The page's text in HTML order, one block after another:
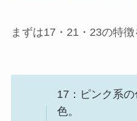
まずは17・21・23の特
17：ピンク系
色。